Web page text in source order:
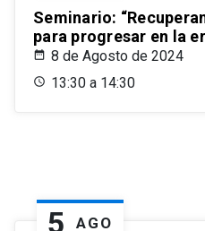
Seminario:
para progresar en la
8 de Agosto de 2024
13:30 a 14:30
5 AGO